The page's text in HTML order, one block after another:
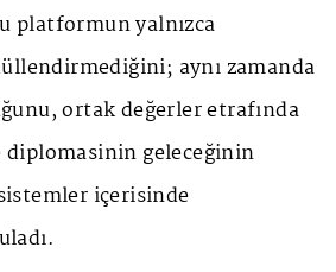
platformun yalnızca
aynı zamanda
ortak değerler etrafında
geleceğinin
içerisinde